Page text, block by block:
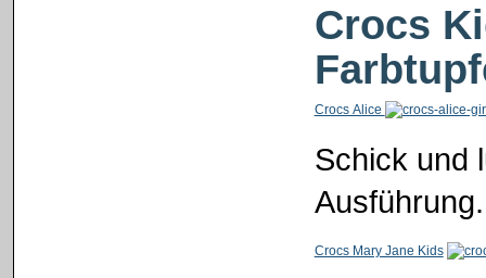
Crocs
Crocs Alice
Schick und
Crocs Mary Jane Kids